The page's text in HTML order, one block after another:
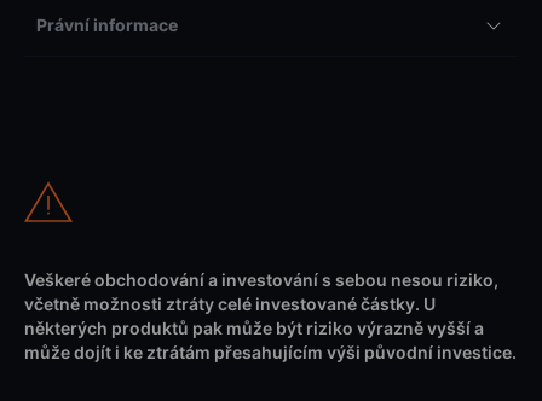
Právní informace
Veškeré obchodování a investování s sebou nesou riziko,
včetně možnosti ztráty celé investované částky. U
některých produktů pak může být riziko výrazně vyšší a
může dojít i ke ztrátám přesahujícím výši původní investice.